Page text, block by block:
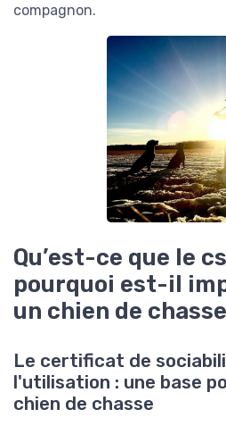
compagnon.
Qu’est-ce que le
pourquoi est-il
un chien de
Le certificat de
l'utilisation : une base
chien de chasse